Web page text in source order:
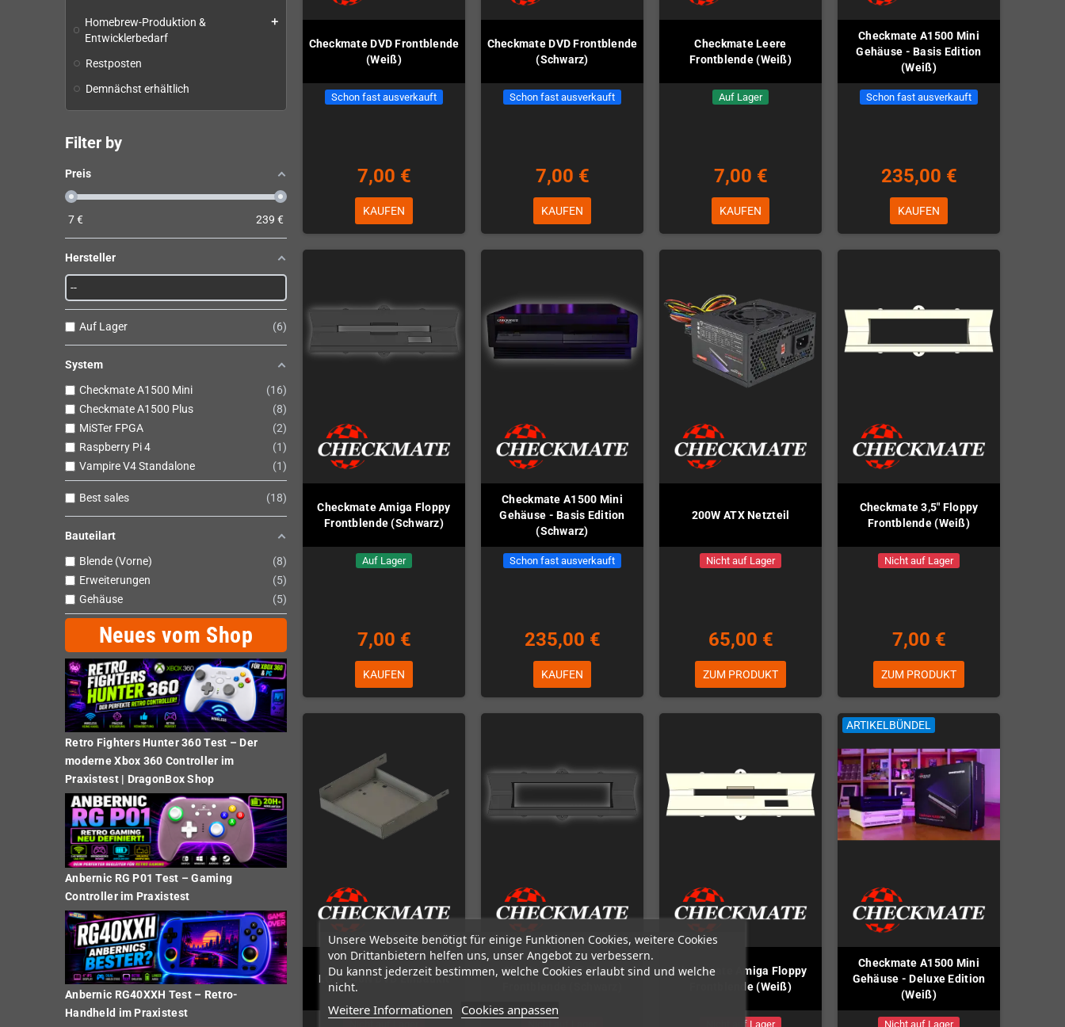
Unsere Webseite benötigt für einige Funktionen Cookies, weitere Cookies
von Drittanbietern helfen uns, unser Angebot zu verbessern.
Du kannst jederzeit bestimmen, welche Cookies erlaubt sind und welche
nicht.
Weitere Informationen Cookies anpassen
Homebrew-Produktion &
Entwicklerbedarf
add
Restposten
Demnächst erhältlich
Filter by
Preis
7€ 239 €
Hersteller
Auf Lager 6
System
Checkmate A1500 Mini
16
Checkmate A1500 Plus
8
MiSTer FPGA
2
Raspberry Pi 4
1
Vampire V4 Standalone
1
Best sales 18
Bauteilart
Blende (Vorne)
8
Erweiterungen
5
Gehäuse
5
Neues vom Shop
Retro Fighters Hunter 360 Test – Der
moderne Xbox 360 Controller im
Praxistest | DragonBox Shop
Anbernic RG P01 Test – Gaming
Controller im Praxistest
Anbernic RG40XXH Test – Retro-
Handheld im Praxistest
Checkmate DVD Frontblende
(Weiß)
Schon fast ausverkauft
7,00 €
KAUFEN
Checkmate DVD Frontblende
(Schwarz)
Schon fast ausverkauft
7,00 €
KAUFEN
Checkmate Leere
Frontblende (Weiß)
Auf Lager
7,00 €
KAUFEN
Checkmate A1500 Mini
Gehäuse - Basis Edition
(Weiß)
Schon fast ausverkauft
235,00 €
KAUFEN
Checkmate Amiga Floppy
Frontblende (Schwarz)
Auf Lager
7,00 €
KAUFEN
Checkmate A1500 Mini
Gehäuse - Basis Edition
(Schwarz)
Schon fast ausverkauft
235,00 €
KAUFEN
200W ATX Netzteil
Nicht auf Lager
65,00 €
ZUM PRODUKT
Checkmate 3,5" Floppy
Frontblende (Weiß)
Nicht auf Lager
7,00 €
ZUM PRODUKT
LG GS40N DVD Einbaukit
Checkmate 3,5" Floppy
Checkmate Amiga Floppy
Frontblende (Weiß)
Nicht auf Lager
ARTIKELBÜNDEL
Checkmate A1500 Mini
Gehäuse - Deluxe Edition
(Weiß)
Nicht auf Lager